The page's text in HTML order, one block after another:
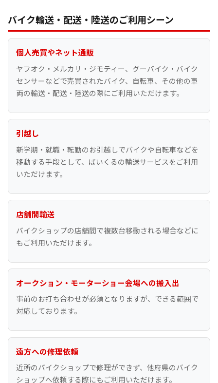
バイク輸送・配送・陸送のご利用シーン
個人売買やネット通販
ヤフオク・メルカリ・ジモティー、グーバイク・バイク
センサーなどで売買されたバイク、自転車、その他の車
両の輸送・配送・陸送の際にご利用いただけます。
引越し
新学期・就職・転勤のお引越しでバイクや自転車などを
移動する手段として、ばいくるの輸送サービスをご利用
いただけます。
店舗間輸送
バイクショップの店舗間で複数台移動される場合などに
もご利用いただけます。
オークション・モーターショー会場への搬入出
事前のお打ち合わせが必須となりますが、できる範囲で
対応しております。
遠方への修理依頼
近所のバイクショップで修理ができず、他府県のバイク
ショップへ依頼する際にもご利用いただけます。